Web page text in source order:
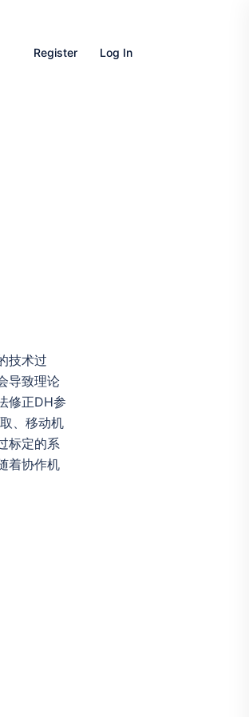
Register Log In
技术过
导致理论
修正DH参
、移动机
标定的系
着协作机